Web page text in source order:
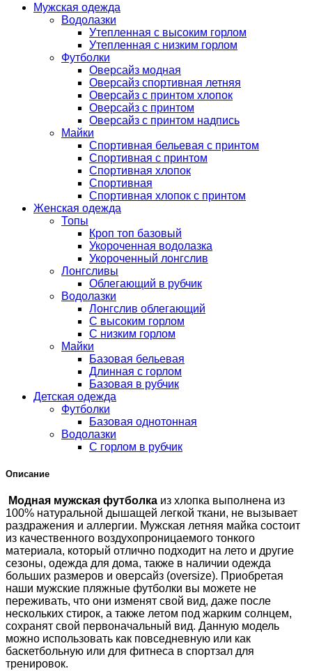
Мужская одежда
Водолазки
Утепленная с высоким горлом
Утепленная с низким горлом
Футболки
Оверсайз модная
Оверсайз спортивная летняя
Оверсайз с принтом хлопок
Оверсайз с принтом
Оверсайз с принтом надпись
Майки
Спортивная бельевая с принтом
Спортивная с принтом
Спортивная хлопок
Спортивная
Спортивная хлопок с принтом
Женская одежда
Топы
Кроп топ базовый
Укороченная водолазка
Укороченный лонгслив
Лонгсливы
Облегающий в рубчик
Водолазки
Лонгслив облегающий
С высоким горлом
С низким горлом
Майки
Базовая бельевая
Длинная с горлом
Базовая в рубчик
Детская одежда
Футболки
Базовая однотонная
Водолазки
С горлом в рубчик
Описание
Модная мужская футболка из хлопка выполнена из
100% натуральной дышащей легкой ткани, не вызывает
раздражения и аллергии. Мужская летняя майка состоит
из качественного воздухопроницаемого тонкого
материала, который отлично подходит на лето и другие
сезоны, одежда для дома, также в наличии одежда
больших размеров и оверсайз (oversize). Приобретая
наши мужские пляжные футболки вы можете не
переживать, что они изменят свой вид, даже после
нескольких стирок, а также летом под жарким солнцем,
сохранят свой первоначальный вид. Данную модель
можно использовать как повседневную или как
баскетбольную или для фитнеса в спортзал для
тренировок.